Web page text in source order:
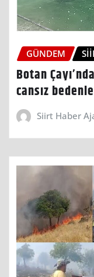
GÜNDEM
Botan
cansız
Siirt Haber